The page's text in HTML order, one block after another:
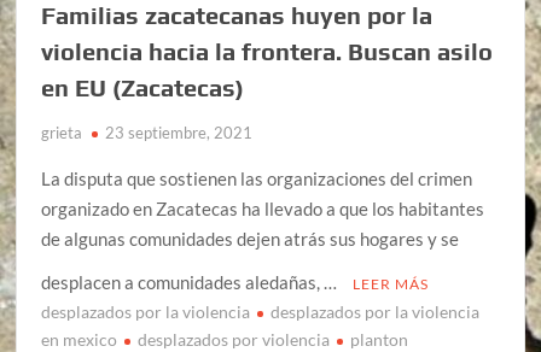
Familias zacatecanas huyen por la
violencia hacia la frontera. Buscan asilo
en EU (Zacatecas)
grieta 23 septiembre, 2021
La disputa que sostienen las organizaciones del crimen
organizado en Zacatecas ha llevado a que los habitantes
de algunas comunidades dejen atrás sus hogares y se
desplacen a comunidades aledañas, …
LEER MÁS
desplazados por la violencia
desplazados por la violencia
en mexico
desplazados por violencia
planton